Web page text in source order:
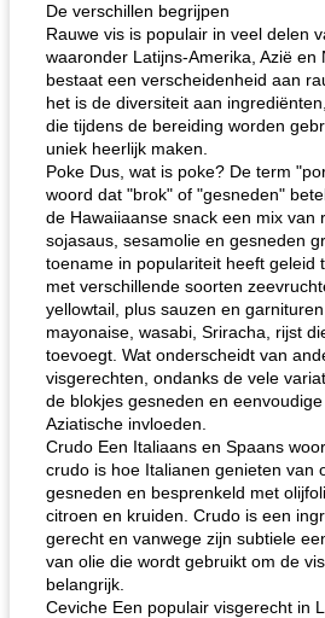
De verschillen begrijpen
Rauwe vis is populair in veel delen
waaronder Latijns-Amerika, Azië en
bestaat een verscheidenheid aan
het is de diversiteit aan
die tijdens de bereiding worden
uniek heerlijk maken.
Poke Dus, wat is poke? De term
woord dat "brok" ​​of "gesneden"
de Hawaiiaanse snack een mix van
sojasaus, sesamolie en gesneden
toename in populariteit heeft geleid
met verschillende soorten
yellowtail, plus sauzen en
mayonaise, wasabi, Sriracha, rijst
toevoegt. Wat onderscheidt van
visgerechten, ondanks de vele
de blokjes gesneden en
Aziatische invloeden.
Crudo Een Italiaans en Spaans
crudo is hoe Italianen genieten van
gesneden en besprenkeld met
citroen en kruiden. Crudo is een
gerecht en vanwege zijn subtiele
van olie die wordt gebruikt om de
belangrijk.
Ceviche Een populair visgerecht in